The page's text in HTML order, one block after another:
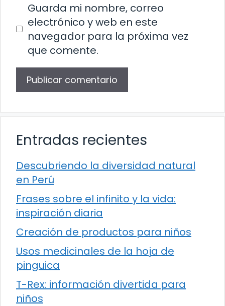
Guarda mi nombre, correo
electrónico y web en este
navegador para la próxima vez
que comente.
Entradas recientes
Descubriendo la diversidad natural
en Perú
Frases sobre el infinito y la vida:
inspiración diaria
Creación de productos para niños
Usos medicinales de la hoja de
pinguica
T-Rex: información divertida para
niños